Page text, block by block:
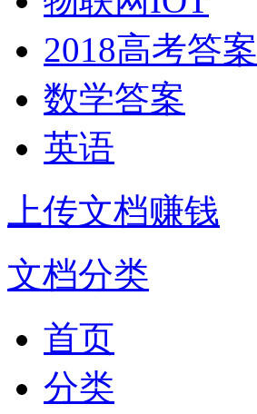
2018高考答案
数学答案
英语
上传文档赚钱
文档分类
首页
分类